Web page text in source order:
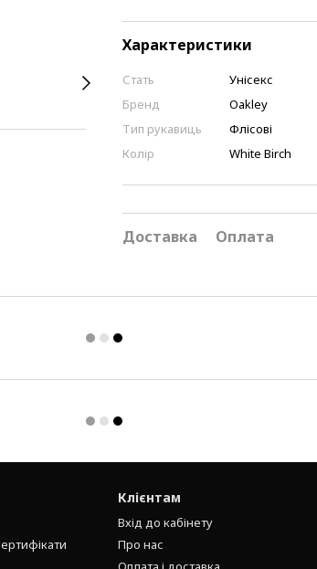
Характеристики
Стать
Унісекс
Бренд
Oakley
Тип рукавиць
Флісові
Колір
White Birch
Доставка Оплата
Клієнтам
Вхід до кабінету
Про нас